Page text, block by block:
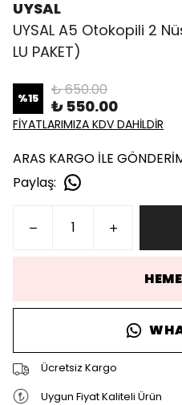
UYSAL
UYSAL A5 Otokopili 2
LU PAKET)
%15 ₺ 650.00
₺ 550.00
FİYATLARIMIZA KDV DAHİLDİR
ARAS KARGO İLE
Paylaş:
Ücretsiz Kargo
Uygun Fiyat Kaliteli Ürün